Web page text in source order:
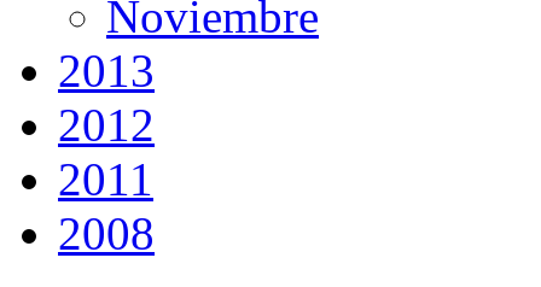
Noviembre
2013
2012
2011
2008